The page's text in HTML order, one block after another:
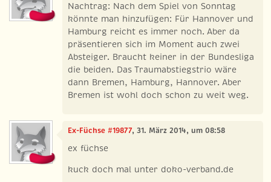
Nachtrag: Nach dem Spiel von Sonntag
könnte man hinzufügen: Für Hannover und
Hamburg reicht es immer noch. Aber da
präsentieren sich im Moment auch zwei
Absteiger. Braucht keiner in der Bundesliga
die beiden. Das Traumabstiegstrio wäre
dann Bremen, Hamburg, Hannover. Aber
Bremen ist wohl doch schon zu weit weg.
Ex-Füchse #19877, 31. März 2014, um 08:58
ex füchse
kuck doch mal unter doko-verband.de